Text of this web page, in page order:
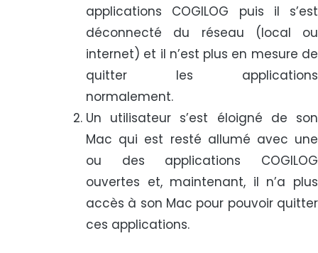
applications COGILOG puis il s’est
déconnecté du réseau (local ou
internet) et il n’est plus en mesure de
quitter les applications
normalement.
Un utilisateur s’est éloigné de son
Mac qui est resté allumé avec une
ou des applications COGILOG
ouvertes et, maintenant, il n’a plus
accès à son Mac pour pouvoir quitter
ces applications.